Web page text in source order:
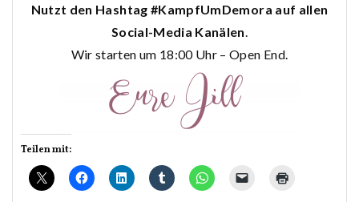
Nutzt den Hashtag #KampfUmDemora auf allen
Social-Media Kanälen
Wir starten um 18:00 Uhr – Open End.
Teilen mit: